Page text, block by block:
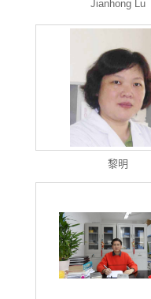
Jianhong Lu
黎明